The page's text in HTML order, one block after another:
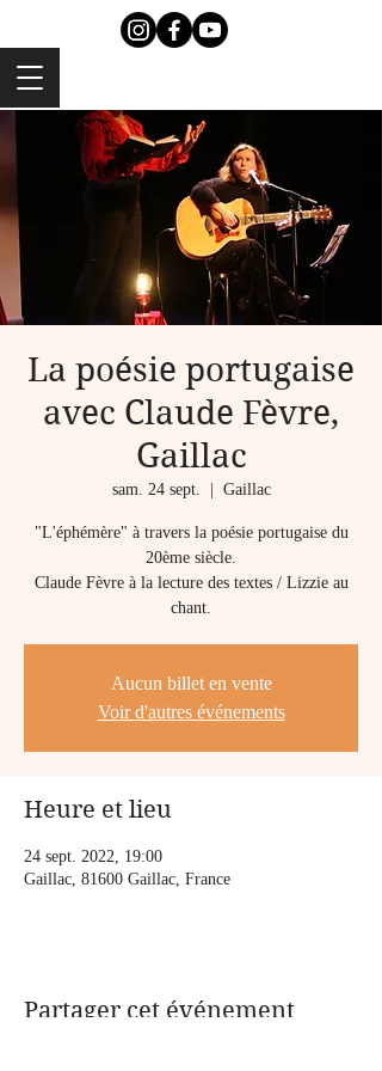
La poésie portugaise
avec Claude Fèvre,
Gaillac
sam. 24 sept. Gaillac
"L'éphémère" à travers la poésie portugaise du
20ème siècle.
Claude Fèvre à la lecture des textes / Lizzie au
chant.
Aucun billet en vente
Voir d'autres événements
Heure et lieu
24 sept. 2022, 19:00
Gaillac, 81600 Gaillac, France
Partager cet événement